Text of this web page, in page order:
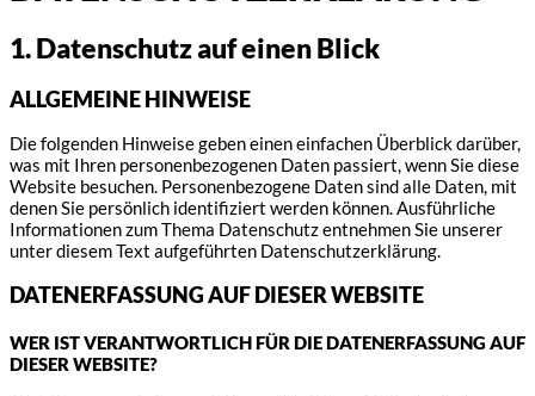
1. Datenschutz auf einen Blick
ALLGEMEINE HINWEISE
Die folgenden Hinweise geben einen einfachen Überblick darüber,
was mit Ihren personenbezogenen Daten passiert, wenn Sie diese
Website besuchen. Personenbezogene Daten sind alle Daten, mit
denen Sie persönlich identifiziert werden können. Ausführliche
Informationen zum Thema Datenschutz entnehmen Sie unserer
unter diesem Text aufgeführten Datenschutzerklärung.
DATENERFASSUNG AUF DIESER WEBSITE
WER IST VERANTWORTLICH FÜR DIE DATENERFASSUNG AUF
DIESER WEBSITE?